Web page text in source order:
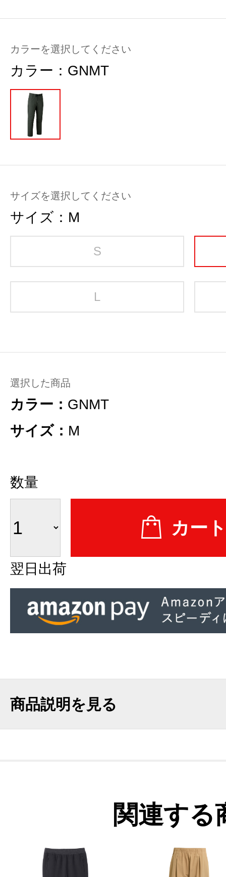
カラーを選択してください
カラー： GNMT
サイズを選択してください
サイズ： M
S
L
選択した商品
カラー： GNMT
サイズ： M
数量
翌日出荷
商品説明を見る
関連する